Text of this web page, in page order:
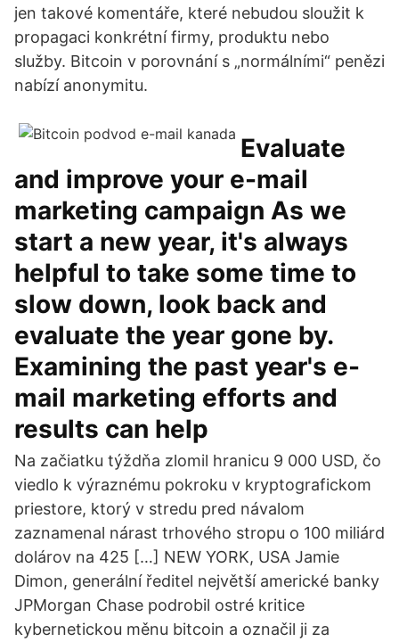
jen takové komentáře, které nebudou sloužit k
propagaci konkrétní firmy, produktu nebo
služby. Bitcoin v porovnání s „normálními“ penězi
nabízí anonymitu.
Evaluate
and improve your e-mail
marketing campaign As we
start a new year, it's always
helpful to take some time to
slow down, look back and
evaluate the year gone by.
Examining the past year's e-
mail marketing efforts and
results can help
Na začiatku týždňa zlomil hranicu 9 000 USD, čo
viedlo k výraznému pokroku v kryptografickom
priestore, ktorý v stredu pred návalom
zaznamenal nárast trhového stropu o 100 miliárd
dolárov na 425 […] NEW YORK, USA Jamie
Dimon, generální ředitel největší americké banky
JPMorgan Chase podrobil ostré kritice
kybernetickou měnu bitcoin a označil ji za